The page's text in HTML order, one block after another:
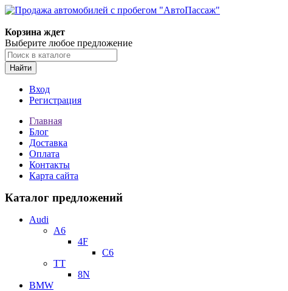
Корзина ждет
Выберите любое предложение
Найти
Вход
Регистрация
Главная
Блог
Доставка
Оплата
Контакты
Карта сайта
Каталог предложений
Audi
A6
4F
C6
TT
8N
BMW